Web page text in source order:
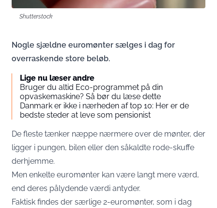
Shutterstock
Nogle sjældne euromønter sælges i dag for
overraskende store beløb.
Lige nu læser andre
Bruger du altid Eco-programmet på din
opvaskemaskine? Så bør du læse dette
Danmark er ikke i nærheden af top 10: Her er de
bedste steder at leve som pensionist
De fleste tænker næppe nærmere over de mønter, der
ligger i pungen, bilen eller den såkaldte rode-skuffe
derhjemme.
Men enkelte euromønter kan være langt mere værd,
end deres pålydende værdi antyder.
Faktisk findes der særlige 2-euromønter, som i dag